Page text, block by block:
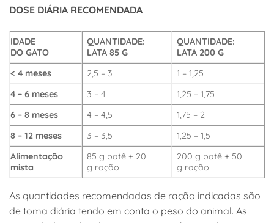
DOSE DIÁRIA RECOMENDADA
IDADE
DO GATO
QUANTIDADE:
LATA 85 G
QUANTIDADE:
LATA 200 G
< 4 meses
2,5 – 3
1 – 1,25
4 – 6 meses 3 – 4
1,25 – 1,75
6 – 8 meses 4 – 4,5
1,75 – 2
8 – 12 meses 3 – 3,5
1,25 – 1,5
Alimentação
mista
85 g patê + 20
g ração
200 g patê + 50
g ração
As quantidades recomendadas de ração indicadas são
de toma diária tendo em conta o peso do animal. As